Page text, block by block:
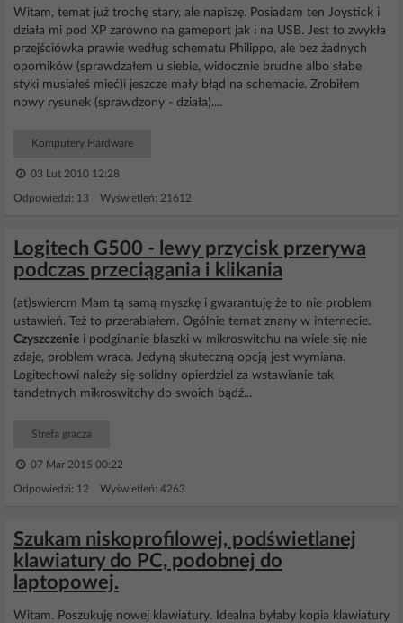
Witam, temat już trochę stary, ale napiszę. Posiadam ten Joystick i
działa mi pod XP zarówno na gameport jak i na USB. Jest to zwykła
przejściówka prawie według schematu Philippo, ale bez żadnych
oporników (sprawdzałem u siebie, widocznie brudne albo słabe
styki musiałeś mieć)i jeszcze mały błąd na schemacie. Zrobiłem
nowy rysunek (sprawdzony - działa)....
Komputery Hardware
03 Lut 2010 12:28
Odpowiedzi: 13 Wyświetleń: 21612
Logitech G500 - lewy przycisk przerywa
podczas przeciągania i klikania
(at)swiercm Mam tą samą myszkę i gwarantuję że to nie problem
ustawień. Też to przerabiałem. Ogólnie temat znany w internecie.
Czyszczenie i podginanie blaszki w mikroswitchu na wiele się nie
zdaje, problem wraca. Jedyną skuteczną opcją jest wymiana.
Logitechowi należy się solidny opierdziel za wstawianie tak
tandetnych mikroswitchy do swoich bądź...
Strefa gracza
07 Mar 2015 00:22
Odpowiedzi: 12 Wyświetleń: 4263
Szukam niskoprofilowej, podświetlanej
klawiatury do PC, podobnej do
laptopowej.
Witam. Poszukuję nowej klawiatury. Idealna byłaby kopia klawiatury